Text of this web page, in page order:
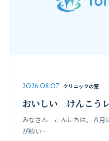
2026.08.07 クリニックの窓
おいしい けんこう
みなさん こんにちは。８月
が続い…